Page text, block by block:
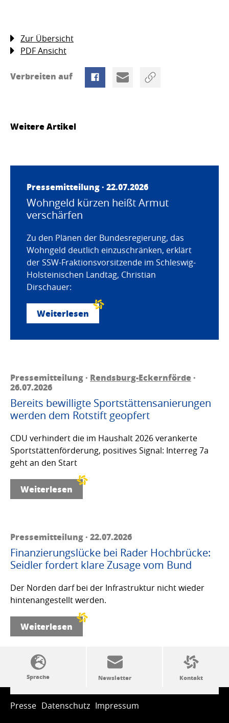
Zur Übersicht
PDF Ansicht
Verbreiten auf
Weitere Artikel
Pressemitteilung · 22.07.2026
Wohngeld kürzen heißt Armut
verschärfen
Zu den Plänen der Bundesregierung, das
Wohngeld deutlich einzuschränken, erklärt
der SSW-Fraktionsvorsitzende im Schleswig-
Holsteinischen Landtag, Christian
Dirschauer:
Weiterlesen
Pressemitteilung · Rendsburg-Eckernförde·
26.07.2026
Bereits bewilligte Sportstättensanierungen
werden dem Rotstift geopfert
CDU verhindert die im Haushalt 2026 verankerte
Sportstättenförderung, positives Signal: Interreg 7a
geht an den Start
Weiterlesen
Pressemitteilung · 22.07.2026
Finanzierungslücke bei Rader Hochbrücke:
Seidler fordert klare Zusage vom Bund
Der Norden darf bei der Infrastruktur nicht wieder
hintenangestellt werden.
Weiterlesen
SSW-Politik von A bis Z
Presse Datenschutz Impressum